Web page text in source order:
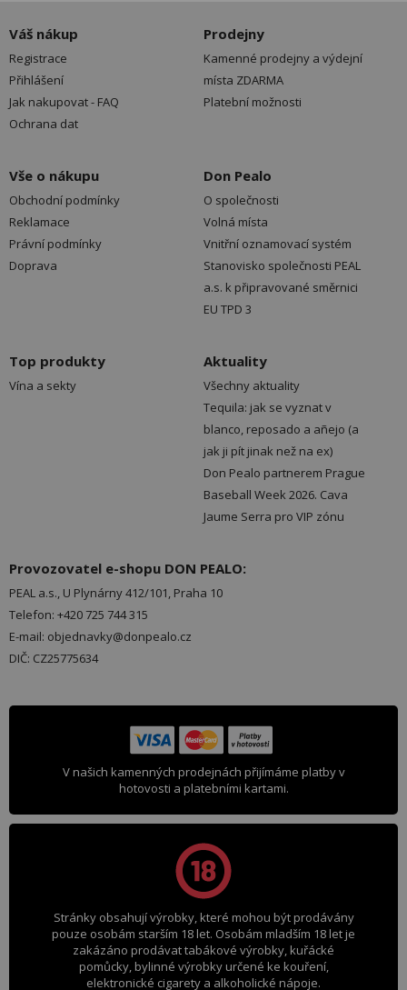
Váš nákup
Registrace
Přihlášení
Jak nakupovat - FAQ
Ochrana dat
Prodejny
Kamenné prodejny a výdejní
místa ZDARMA
Platební možnosti
Vše o nákupu
Obchodní podmínky
Reklamace
Právní podmínky
Doprava
Don Pealo
O společnosti
Volná místa
Vnitřní oznamovací systém
Stanovisko společnosti PEAL
a.s. k připravované směrnici
EU TPD 3
Top produkty
Vína a sekty
Aktuality
Všechny aktuality
Tequila: jak se vyznat v
blanco, reposado a añejo (a
jak ji pít jinak než na ex)
Don Pealo partnerem Prague
Baseball Week 2026. Cava
Jaume Serra pro VIP zónu
Provozovatel e-shopu DON PEALO:
PEAL a.s., U Plynárny 412/101, Praha 10
Telefon: +420 725 744 315
E-mail: objednavky@donpealo.cz
DIČ: CZ25775634
V našich kamenných prodejnách přijímáme platby v
hotovosti a platebními kartami.
Stránky obsahují výrobky, které mohou být prodávány
pouze osobám starším 18 let. Osobám mladším 18 let je
zakázáno prodávat tabákové výrobky, kuřácké
pomůcky, bylinné výrobky určené ke kouření,
elektronické cigarety a alkoholické nápoje.